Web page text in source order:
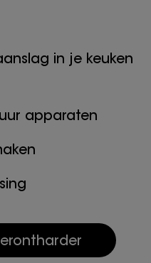
in je keuken
apparaten